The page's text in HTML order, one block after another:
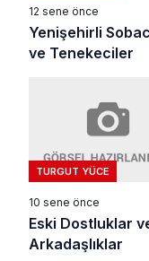
12 sene önce
Yenişehirli
ve Tenekeciler
TURGUT YÜCE
10 sene önce
Eski Dostluklar
Arkadaşlıklar